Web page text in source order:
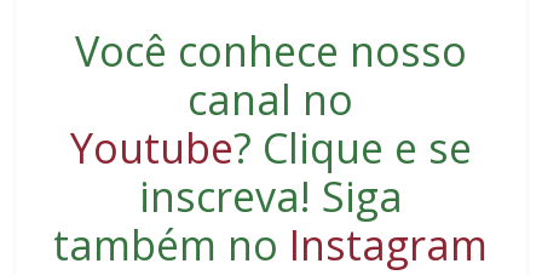
Você conhece nosso
canal no
Youtube? Clique e se
inscreva! Siga
também no Instagram